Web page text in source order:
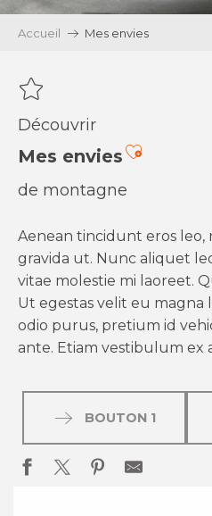
Accueil Mes envies
Découvrir
Mes enviesAjouter
de montagne
Aenean tincidunt eros leo,
gravida ut. Nunc aliquet
vitae molestie mi laoreet.
Ut egestas velit eu magna
odio purus, pretium id
ante. Etiam vestibulum ex
BOUTON 1